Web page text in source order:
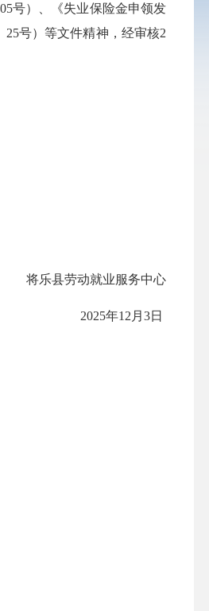
号）、《失业保险金申领发
号）等文件精神，经审核2
将乐县劳动就业服务中心
2025年12月3日